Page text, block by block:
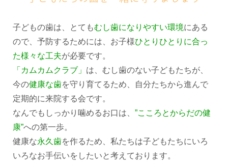
子どもの歯は、とてもむし歯になりやすい環境にある
ので、予防するためには、お子様ひとりひとりに合っ
た様々な工夫が必要です。
「カムカムクラブ」 は、むし歯のない子どもたちが、
今の健康な歯を守り育てるため、自分たちから進んで
定期的に来院する会です。
なんでもしっかり噛めるお口は、 ”こころとからだの健
康”への第一歩。
健康な永久歯を作るため、私たちは子どもたちにいろ
いろなお手伝いをしたいと考えております。